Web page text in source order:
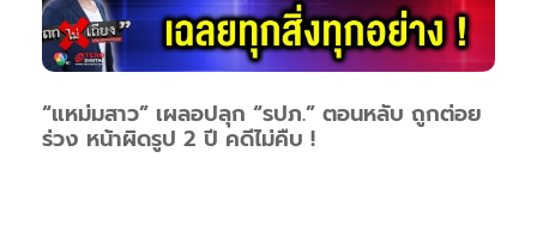
“แหม่มสาว” เผลอปลุก “รปภ.” ตอนหลับ ถูกต่อย
ร่วง หน้าผิดรูป 2 ปี คดีไม่คืบ !